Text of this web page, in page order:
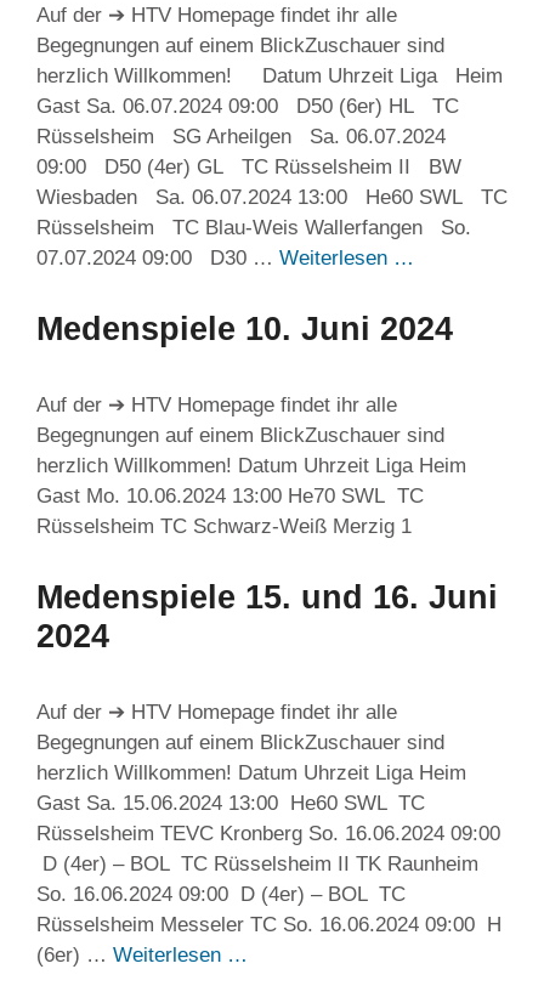
Auf der ➔ HTV Homepage findet ihr alle
Begegnungen auf einem BlickZuschauer sind
herzlich Willkommen! Datum Uhrzeit Liga Heim
Gast Sa. 06.07.2024 09:00 D50 (6er) HL TC
Rüsselsheim SG Arheilgen Sa. 06.07.2024
09:00 D50 (4er) GL TC Rüsselsheim II BW
Wiesbaden Sa. 06.07.2024 13:00 He60 SWL TC
Rüsselsheim TC Blau-Weis Wallerfangen So.
07.07.2024 09:00 D30 … Weiterlesen …
Medenspiele 10. Juni 2024
Auf der ➔ HTV Homepage findet ihr alle
Begegnungen auf einem BlickZuschauer sind
herzlich Willkommen! Datum Uhrzeit Liga Heim
Gast Mo. 10.06.2024 13:00 He70 SWL TC
Rüsselsheim TC Schwarz-Weiß Merzig 1
Medenspiele 15. und 16. Juni
2024
Auf der ➔ HTV Homepage findet ihr alle
Begegnungen auf einem BlickZuschauer sind
herzlich Willkommen! Datum Uhrzeit Liga Heim
Gast Sa. 15.06.2024 13:00 He60 SWL TC
Rüsselsheim TEVC Kronberg So. 16.06.2024 09:00
D (4er) – BOL TC Rüsselsheim II TK Raunheim
So. 16.06.2024 09:00 D (4er) – BOL TC
Rüsselsheim Messeler TC So. 16.06.2024 09:00 H
(6er) … Weiterlesen …